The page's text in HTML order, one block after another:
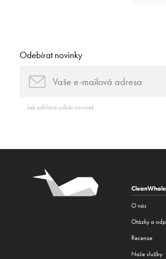
Odebírat novinky
Jak odhlásit odběr novinek
CleanWhale
O nás
Otázky a
Recenze
Naše služby